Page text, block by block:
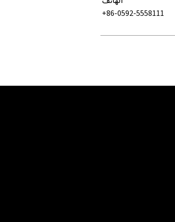
+86-0592-5558111